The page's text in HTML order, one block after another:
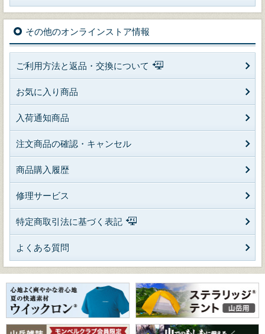
その他のオンラインストア情報
ご利用方法と返品・交換について
お気に入り商品
入荷通知商品
注文商品の確認・キャンセル
商品購入履歴
修理サービス
特定商取引法に基づく表記
よくある質問